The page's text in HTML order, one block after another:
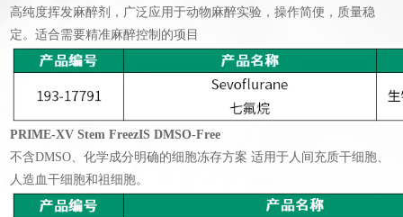
高纯度挥发麻醉剂，广泛应用于动物麻醉实验，操作简便，质量稳
定。适合需要精准麻醉控制的项目
PRIME-XV Stem FreezIS DMSO-Free
不含DMSO、化学成分明确的细胞冻存方案 适用于人间充质干细胞、
人造血干细胞和祖细胞。